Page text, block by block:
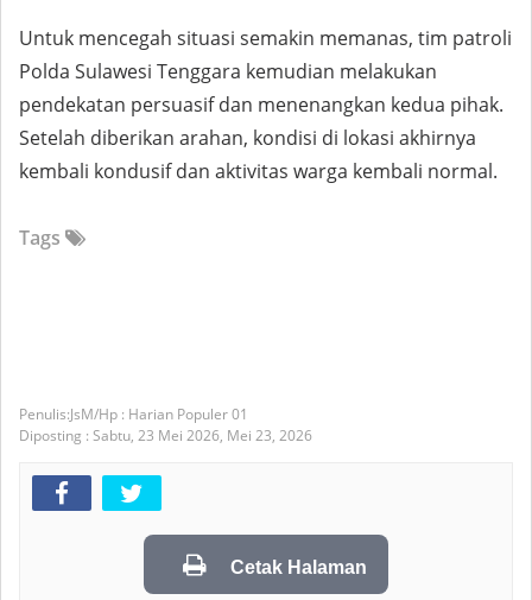
Untuk mencegah situasi semakin memanas, tim patroli
Polda Sulawesi Tenggara kemudian melakukan
pendekatan persuasif dan menenangkan kedua pihak.
Setelah diberikan arahan, kondisi di lokasi akhirnya
kembali kondusif dan aktivitas warga kembali normal.
Tags
JsM/Hp : Harian Populer 01
Diposting : Sabtu, 23 Mei 2026, Mei 23, 2026
Cetak Halaman